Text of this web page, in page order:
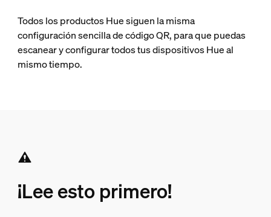
Todos los productos Hue siguen la misma
configuración sencilla de código QR, para que puedas
escanear y configurar todos tus dispositivos Hue al
mismo tiempo.
¡Lee esto primero!